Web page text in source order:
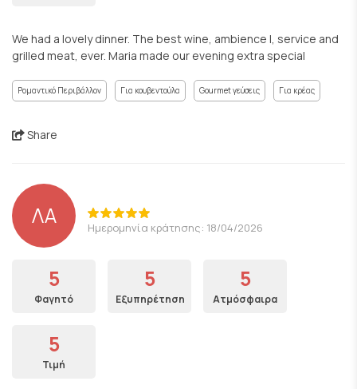
We had a lovely dinner. The best wine, ambience l, service and
grilled meat, ever. Maria made our evening extra special
Ρομαντικό Περιβάλλον Για κουβεντούλα Gourmet γεύσεις Για κρέας
Share
ΛΑ Ημερομηνία κράτησης: 18/04/2026
5
Φαγητό
5
Εξυπηρέτηση
5
Ατμόσφαιρα
5
Τιμή